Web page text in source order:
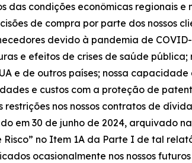
das condições econômicas regionais
de compra por parte dos nossos
devido à pandemia de
e efeitos de crises de saúde
e de outros países; nossa
e custos com a proteção de
nos nossos contratos de
em 30 de junho de 2024, arquivado
no Item 1A da Parte I de tal
ocasionalmente nos nossos